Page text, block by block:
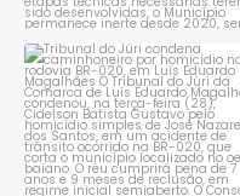
Tribunal do Júri condena
caminhoneiro por...
1 0